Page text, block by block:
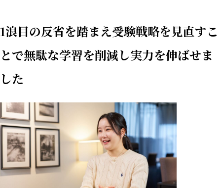
1浪目の反省を踏まえ受験戦略を見直すこ
とで無駄な学習を削減し実力を伸ばせま
した